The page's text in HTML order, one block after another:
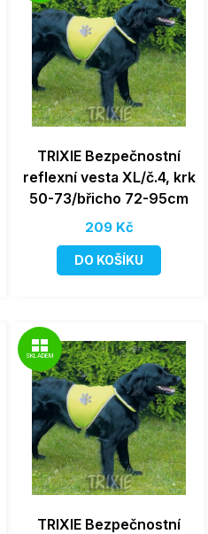
TRIXIE Bezpečnostní
reflexní vesta XL/č.4, krk
50-73/břicho 72-95cm
209 Kč
DO KOŠÍKU
SKLADEM
TRIXIE Bezpečnostní